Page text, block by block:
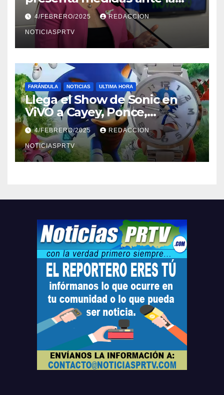
violencia en el noviazgo
4/FEBRERO/2025 REDACCION
NOTICIASPRTV
FARÁNDULA NOTICIAS ULTIMA HORA
Llega el Show de Sonic en
ViVO a Cayey, Ponce,
Barceloneta y Humacao,
Relojes gratis para el que
compre ahora….
4/FEBRERO/2025 REDACCION
NOTICIASPRTV